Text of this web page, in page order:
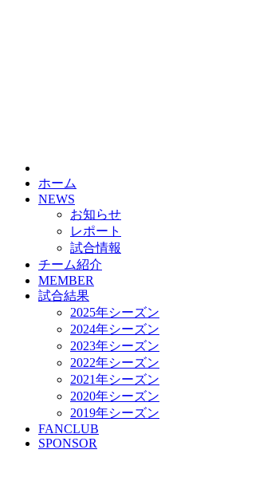
ホーム
NEWS
お知らせ
レポート
試合情報
チーム紹介
MEMBER
試合結果
2025年シーズン
2024年シーズン
2023年シーズン
2022年シーズン
2021年シーズン
2020年シーズン
2019年シーズン
FANCLUB
SPONSOR